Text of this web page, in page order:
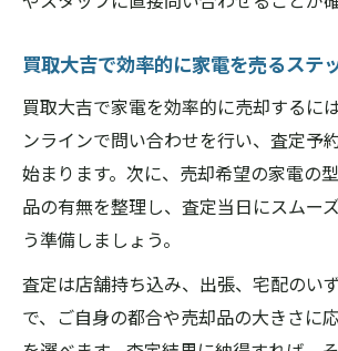
買取大吉で効率的に家電を売るステ
買取大吉で家電を効率的に売却するに
ンラインで問い合わせを行い、査定予
始まります。次に、売却希望の家電の
品の有無を整理し、査定当日にスムー
う準備しましょう。
査定は店舗持ち込み、出張、宅配のい
で、ご自身の都合や売却品の大きさに